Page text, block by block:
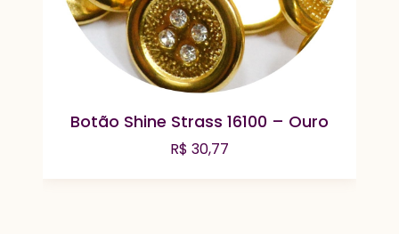
Botão Shine Strass 16100 – Ouro
R$ 30,77